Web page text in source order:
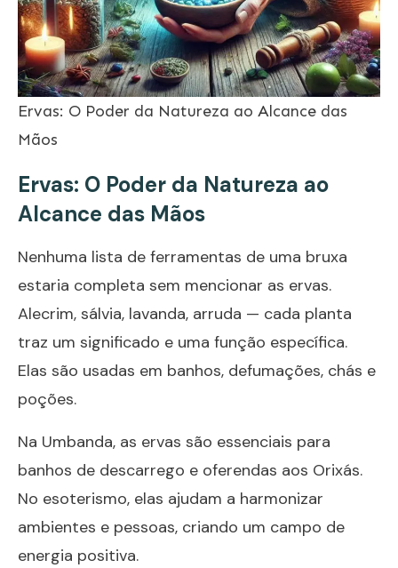
Ervas: O Poder da Natureza ao Alcance das
Mãos
Ervas: O Poder da Natureza ao
Alcance das Mãos
Nenhuma lista de ferramentas de uma bruxa
estaria completa sem mencionar as ervas.
Alecrim, sálvia, lavanda, arruda — cada planta
traz um significado e uma função específica.
Elas são usadas em banhos, defumações, chás e
poções.
Na Umbanda, as ervas são essenciais para
banhos de descarrego e oferendas aos Orixás.
No esoterismo, elas ajudam a harmonizar
ambientes e pessoas, criando um campo de
energia positiva.